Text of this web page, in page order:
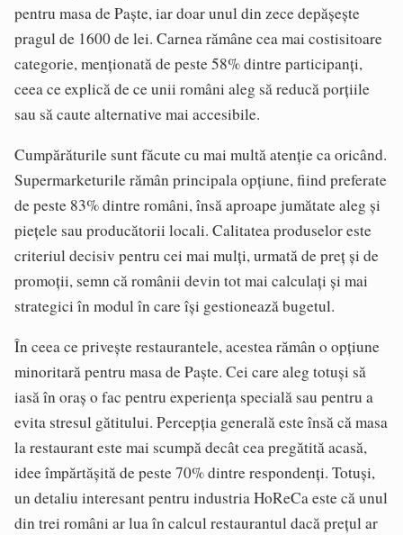
pentru masa de Paște, iar doar unul din zece depășește
pragul de 1600 de lei. Carnea rămâne cea mai costisitoare
categorie, menționată de peste 58% dintre participanți,
ceea ce explică de ce unii români aleg să reducă porțiile
sau să caute alternative mai accesibile.
Cumpărăturile sunt făcute cu mai multă atenție ca oricând.
Supermarketurile rămân principala opțiune, fiind preferate
de peste 83% dintre români, însă aproape jumătate aleg și
piețele sau producătorii locali. Calitatea produselor este
criteriul decisiv pentru cei mai mulți, urmată de preț și de
promoții, semn că românii devin tot mai calculați și mai
strategici în modul în care își gestionează bugetul.
În ceea ce privește restaurantele, acestea rămân o opțiune
minoritară pentru masa de Paște. Cei care aleg totuși să
iasă în oraș o fac pentru experiența specială sau pentru a
evita stresul gătitului. Percepția generală este însă că masa
la restaurant este mai scumpă decât cea pregătită acasă,
idee împărtășită de peste 70% dintre respondenți. Totuși,
un detaliu interesant pentru industria HoReCa este că unul
din trei români ar lua în calcul restaurantul dacă prețul ar